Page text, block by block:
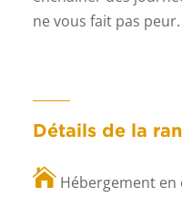
ne vous fait pas peur.
Détails de la
Hébergement en